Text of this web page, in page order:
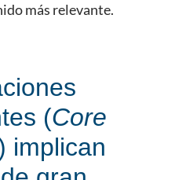
más relevante.
(Core
implican